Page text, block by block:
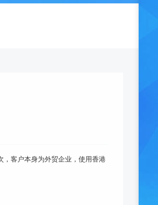
客户本身为外贸企业，使用香港